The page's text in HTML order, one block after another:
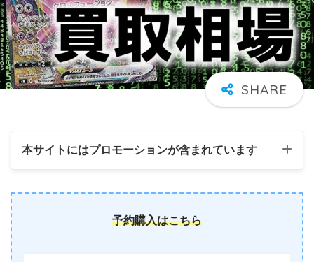
本サイトにはプロモーションが含まれています
予約購入はこちら